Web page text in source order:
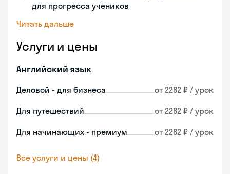
для прогресса учеников
Читать дальше
Услуги и цены
Английский язык
Деловой - для бизнеса от 2282 ₽ / урок
Для путешествий от 2282 ₽ / урок
Для начинающих - премиум от 2282 ₽ / урок
Все услуги и цены (4)